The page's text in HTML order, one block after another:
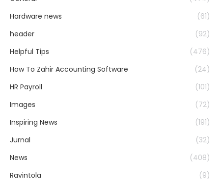
Hardware news
(61)
header
(92)
Helpful Tips
(476)
How To Zahir Accounting Software
(24)
HR Payroll
(101)
Images
(72)
Inspiring News
(191)
Jurnal
(32)
News
(408)
Ravintola
(9)